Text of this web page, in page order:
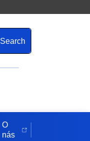
Search
O
nás